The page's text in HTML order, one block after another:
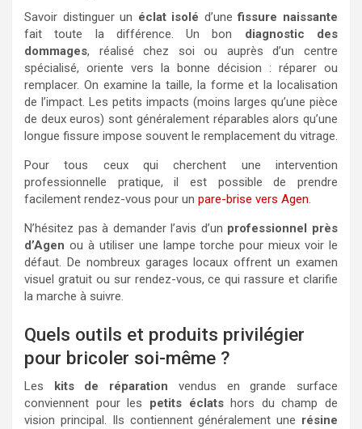
Savoir distinguer un éclat isolé d’unefissure naissante
fait toute la différence. Un bon diagnostic des
dommages, réalisé chez soi ou auprès d’un centre
spécialisé, oriente vers la bonne décision : réparer ou
remplacer. On examine la taille, la forme et la localisation
de l’impact. Les petits impacts (moins larges qu’une pièce
de deux euros) sont généralement réparables alors qu’une
longue fissure impose souvent le remplacement du vitrage.
Pour tous ceux qui cherchent une intervention
professionnelle pratique, il est possible de prendre
facilement rendez-vous pour un pare-brise vers Agen
N’hésitez pas à demander l’avis d’un professionnel près
d’Agen ou à utiliser une lampe torche pour mieux voir le
défaut. De nombreux garages locaux offrent un examen
visuel gratuit ou sur rendez-vous, ce qui rassure et clarifie
la marche à suivre.
Quels outils et produits privilégier
pour bricoler soi-même ?
Les kits de réparation vendus en grande surface
conviennent pour les petits éclatshors du champ de
vision principal. Ils contiennent généralement une résine